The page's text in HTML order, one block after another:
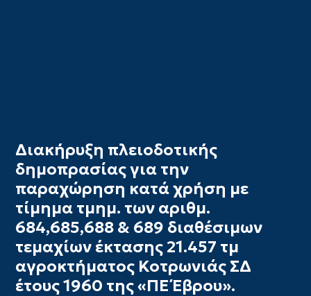
Διακήρυξη πλειοδοτικής
δημοπρασίας για την
παραχώρηση κατά χρήση με
τίμημα τμημ. των αριθμ.
684,685,688 & 689 διαθέσιμων
τεμαχίων έκτασης 21.457 τμ
αγροκτήματος Κοτρωνιάς ΣΔ
έτους 1960 της «ΠΕ Έβρου».